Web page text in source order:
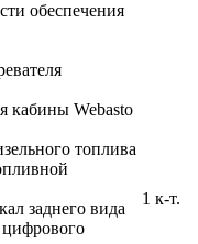
обеспечения
кабины Webasto
топлива
заднего вида
1 к-т.